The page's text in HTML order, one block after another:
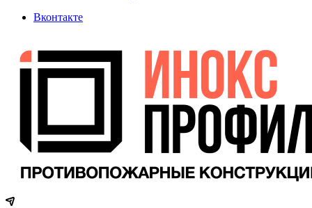
Вконтакте